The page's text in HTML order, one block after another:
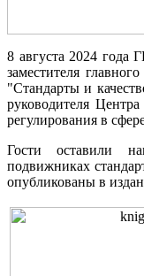
8 августа 2024 года
заместителя
"Стандарты и
руководителя
регулирования в
Гости оставили
подвижниках
опубликованы в